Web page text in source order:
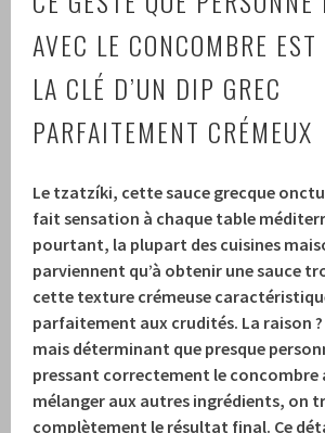
AVEC LE CONCOMBRE
LA CLÉ D’UN DIP GREC
PARFAITEMENT CRÉMEUX
Le tzatzíki, cette sauce grecque
fait sensation à chaque table
pourtant, la plupart des cuisines
parviennent qu’à obtenir une sauce
cette texture crémeuse
parfaitement aux crudités. La raison ?
mais déterminant que presque
pressant correctement le concombre
mélanger aux autres ingrédients, on
complètement le résultat final. Ce